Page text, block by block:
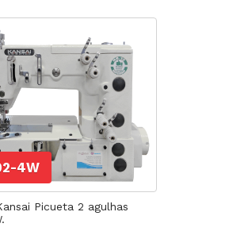
4W
Picueta 2 agulhas